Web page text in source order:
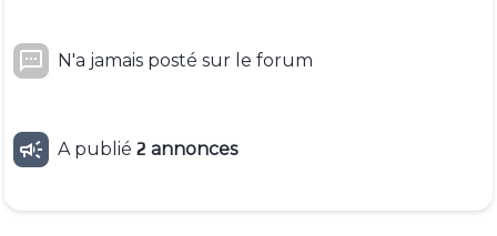
 N'a jamais posté sur le forum
 A publié2 annonces